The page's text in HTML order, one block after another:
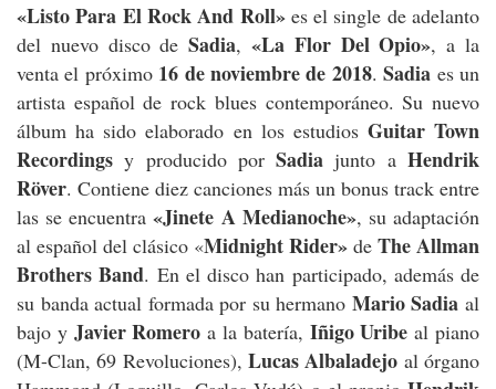
«Listo Para El Rock And Roll»es el single de adelanto
del nuevo disco deSadia,«La Flor Del Opio», a la
venta el próximo 16 de noviembre de 2018.Sadia es un
artista español de rock blues contemporáneo. Su nuevo
álbum ha sido elaborado en los estudios Guitar Town
Recordings y producido porSadia junto aHendrik
Röver. Contiene diez canciones más un bonus track entre
las se encuentra«Jinete A Medianoche», su adaptación
al español del clásico «Midnight Rider» de The Allman
Brothers Band. En el disco han participado, además de
su banda actual formada por su hermano Mario Sadia al
bajo y Javier Romero a la batería, Iñigo Uribe al piano
(M-Clan, 69 Revoluciones), Lucas Albaladejo al órgano